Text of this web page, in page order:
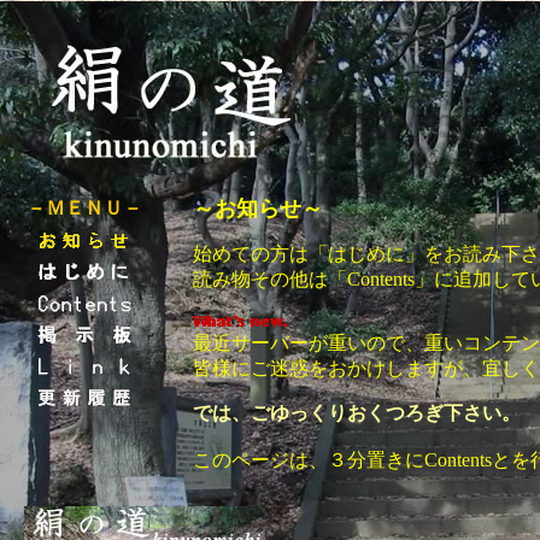
－ＭＥＮＵ－ ～お知らせ～
始めての方は「はじめに」をお読み下
読み物その他は「Contents」に追加して
最近サーバーが重いので、重いコンテ
皆様にご迷惑をおかけしますが、宜し
では、ごゆっくりおくつろぎ下さい。
このページは、３分置きにContentsとを